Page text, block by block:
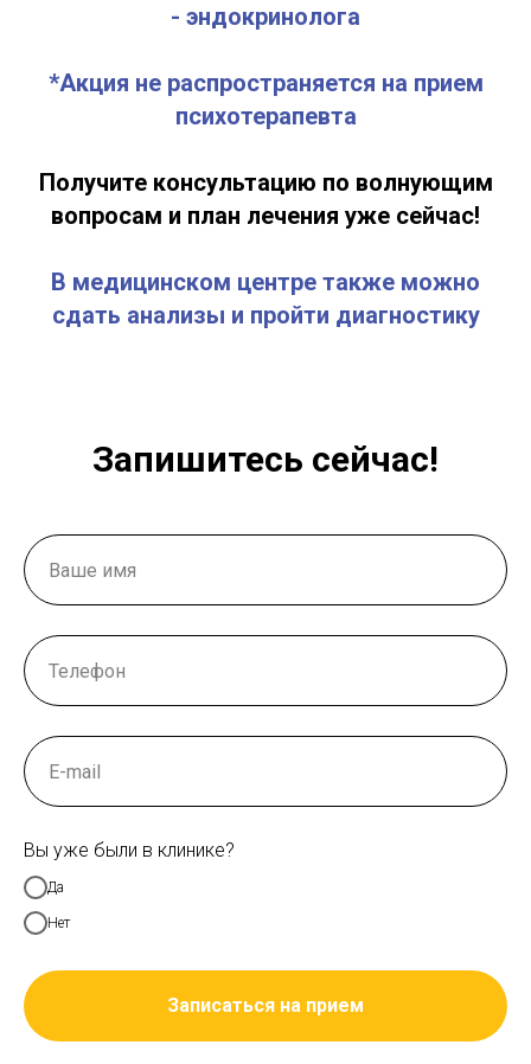
- эндокринолога
*Акция не распространяется на прием
психотерапевта
Получите консультацию по волнующим
вопросам и план лечения уже сейчас!
В медицинском центре также можно
сдать анализы и пройти диагностику
Запишитесь сейчас!
Вы уже были в клинике?
Да
Нет
Записаться на прием